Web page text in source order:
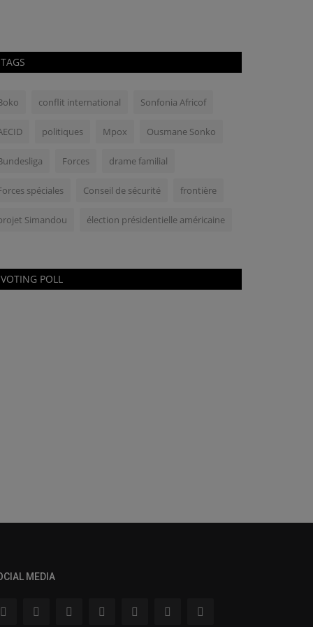
TAGS
conflit international Sonfonia Africof
politiques Mpox Ousmane Sonko
Forces drame familial
spéciales Conseil de sécurité frontière
Simandou élection présidentielle américaine
VOTING POLL
MEDIA